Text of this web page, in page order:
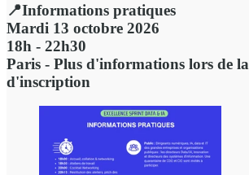
📍Informations pratiques
Mardi 13 octobre 2026
18h - 22h30
Paris - Plus d'informations lors de
d'inscription